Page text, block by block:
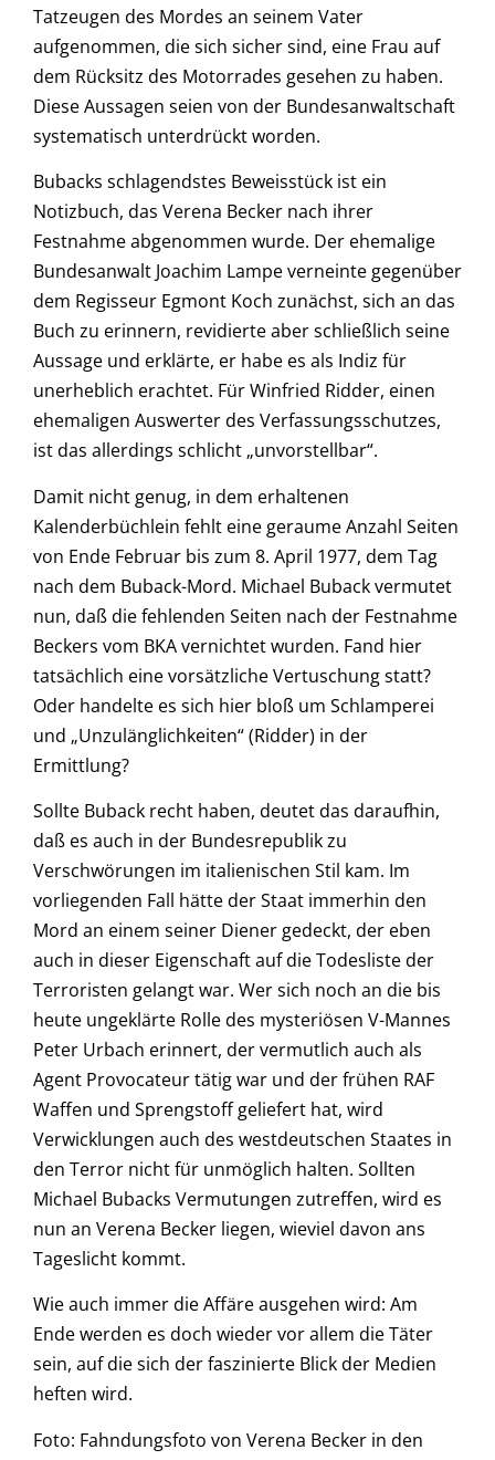
Tatzeugen des Mordes an seinem Vater
aufgenommen, die sich sicher sind, eine Frau auf
dem Rücksitz des Motorrades gesehen zu haben.
Diese Aussagen seien von der Bundesanwaltschaft
systematisch unterdrückt worden.
Bubacks schlagendstes Beweisstück ist ein
Notizbuch, das Verena Becker nach ihrer
Festnahme abgenommen wurde. Der ehemalige
Bundesanwalt Joachim Lampe verneinte gegenüber
dem Regisseur Egmont Koch zunächst, sich an das
Buch zu erinnern, revidierte aber schließlich seine
Aussage und erklärte, er habe es als Indiz für
unerheblich erachtet. Für Winfried Ridder, einen
ehemaligen Auswerter des Verfassungsschutzes,
ist das allerdings schlicht „unvorstellbar“.
Damit nicht genug, in dem erhaltenen
Kalenderbüchlein fehlt eine geraume Anzahl Seiten
von Ende Februar bis zum 8. April 1977, dem Tag
nach dem Buback-Mord. Michael Buback vermutet
nun, daß die fehlenden Seiten nach der Festnahme
Beckers vom BKA vernichtet wurden. Fand hier
tatsächlich eine vorsätzliche Vertuschung statt?
Oder handelte es sich hier bloß um Schlamperei
und „Unzulänglichkeiten“ (Ridder) in der
Ermittlung?
Sollte Buback recht haben, deutet das daraufhin,
daß es auch in der Bundesrepublik zu
Verschwörungen im italienischen Stil kam. Im
vorliegenden Fall hätte der Staat immerhin den
Mord an einem seiner Diener gedeckt, der eben
auch in dieser Eigenschaft auf die Todesliste der
Terroristen gelangt war. Wer sich noch an die bis
heute ungeklärte Rolle des mysteriösen V-Mannes
Peter Urbach erinnert, der vermutlich auch als
Agent Provocateur tätig war und der frühen RAF
Waffen und Sprengstoff geliefert hat, wird
Verwicklungen auch des westdeutschen Staates in
den Terror nicht für unmöglich halten. Sollten
Michael Bubacks Vermutungen zutreffen, wird es
nun an Verena Becker liegen, wieviel davon ans
Tageslicht kommt.
Wie auch immer die Affäre ausgehen wird: Am
Ende werden es doch wieder vor allem die Täter
sein, auf die sich der faszinierte Blick der Medien
heften wird.
Foto: Fahndungsfoto von Verena Becker in den